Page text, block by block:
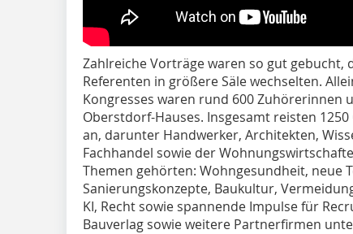
Zahlreiche Vorträge waren so gut gebucht,
Referenten in größere Säle wechselten.
Kongresses waren rund 600 Zuhörerinnen
Oberstdorf-Hauses. Insgesamt reisten
an, darunter Handwerker, Architekten,
Fachhandel sowie der
Themen gehörten: Wohngesundheit, neue
Sanierungskonzepte, Baukultur,
KI, Recht sowie spannende Impulse für
Bauverlag sowie weitere Partnerfirmen